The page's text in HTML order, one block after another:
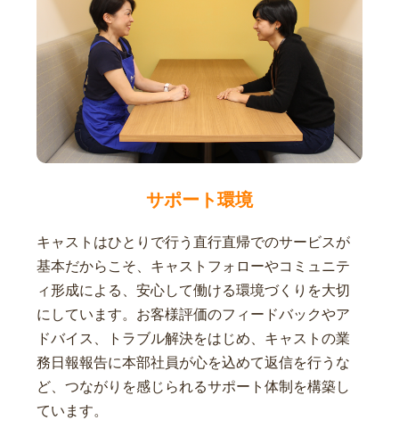
サポート環境
キャストはひとりで行う直行直帰でのサービスが
基本だからこそ、キャストフォローやコミュニテ
ィ形成による、安心して働ける環境づくりを大切
にしています。お客様評価のフィードバックやア
ドバイス、トラブル解決をはじめ、キャストの業
務日報報告に本部社員が心を込めて返信を行うな
ど、つながりを感じられるサポート体制を構築し
ています。